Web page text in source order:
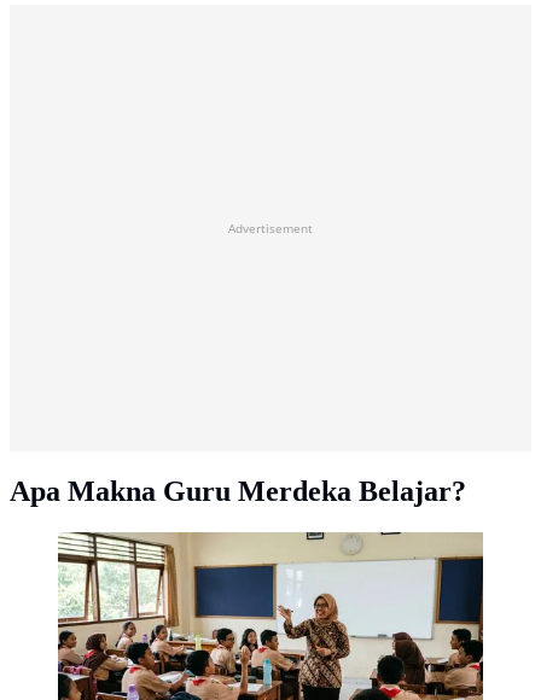
Advertisement
Apa Makna Guru Merdeka Belajar?
Makna guru merdeka belajar (Gambar: AI Generated)